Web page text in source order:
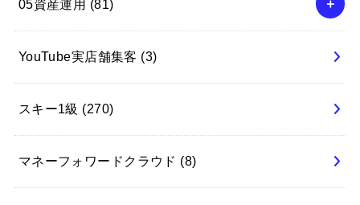
05資産運用 (81)
YouTube実店舗集客 (3)
スキー1級 (270)
マネーフォワードクラウド (8)